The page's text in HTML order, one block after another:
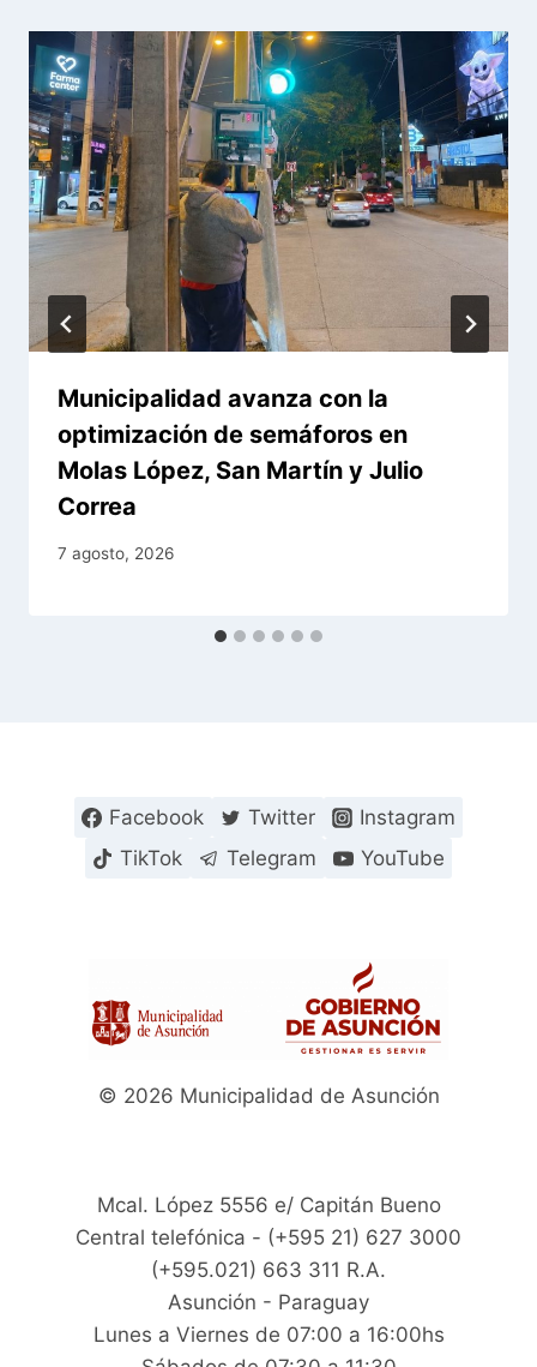
Municipalidad avanza con la
optimización de semáforos en
Molas López, San Martín y Julio
Correa
7 agosto, 2026
Facebook Twitter
Instagram
TikTok
Telegram YouTube
© 2026 Municipalidad de Asunción
Mcal. López 5556 e/ Capitán Bueno
Central telefónica - (+595 21) 627 3000
(+595.021) 663 311 R.A.
Asunción - Paraguay
Lunes a Viernes de 07:00 a 16:00hs